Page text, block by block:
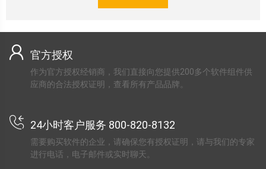
官方授权
作为官方授权经销商，我们直接向您提供200多个软件组件供
应商的合法授权证明，查看所有产品品牌。
24小时客户服务 800-820-8132
需要购买软件的企业，请确保您有授权证明，请与我们的专家
进行电话，电子邮件或实时聊天。